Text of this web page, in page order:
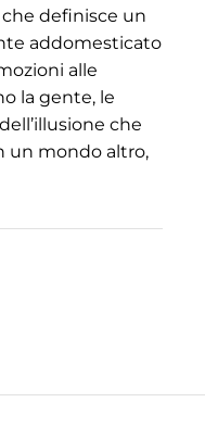
definisce un
addomesticato
alle
la gente, le
che
un mondo altro,